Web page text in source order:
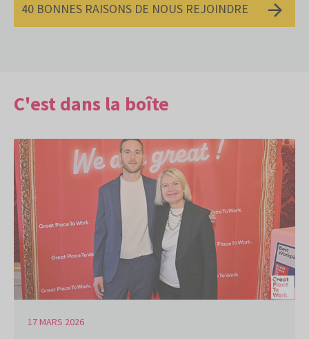
40 BONNES RAISONS DE NOUS REJOINDRE
C'est dans la boîte
17 MARS 2026